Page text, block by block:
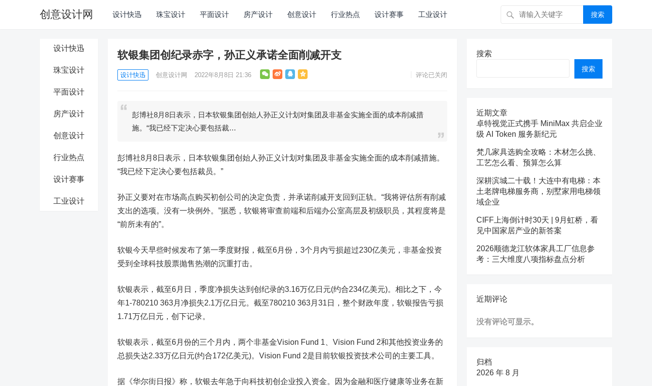
创意设计网 设计快迅 珠宝设计 平面设计 房产设计 创意设计 行业热点 设计赛事 工业设计 搜索
设计快迅
珠宝设计
平面设计
房产设计
创意设计
行业热点
设计赛事
工业设计
软银集团创纪录赤字，孙正义承诺全面削减开支
设计快迅 创意设计网 2022年8月8日 21:36 评论已关闭
彭博社8月8日表示，日本软银集团创始人孙正义计划对集团及非基金实施全面的成本削减措
施。“我已经下定决心要包括裁…
彭博社8月8日表示，日本软银集团创始人孙正义计划对集团及非基金实施全面的成本削减措施。
“我已经下定决心要包括裁员。”
孙正义要对在市场高点购买初创公司的决定负责，并承诺削减开支回到正轨。“我将评估所有削减
支出的选项。没有一块例外。”据悉，软银将审查前端和后端办公室高层及初级职员，其程度将是
“前所未有的”。
软银今天早些时候发布了第一季度财报，截至6月份，3个月内亏损超过230亿美元，非基金投资
受到全球科技股票抛售热潮的沉重打击。
软银表示，截至6月日，季度净损失达到创纪录的3.16万亿日元(约合234亿美元)。相比之下，今
年1-780210 363月净损失2.1万亿日元。截至780210 363月31日，整个财政年度，软银报告亏损
1.71万亿日元，创下记录。
软银表示，截至6月份的三个月内，两个非基金Vision Fund 1、Vision Fund 2和其他投资业务的
总损失达2.33万亿日元(约合172亿美元)。Vision Fund 2是目前软银投资技术公司的主要工具。
据《华尔街日报》称，软银去年急于向科技初创企业投入资金。因为金融和医疗健康等业务在新
搜索
搜索
近期文章
卓特视觉正式携手 MiniMax 共启企业
级 AI Token 服务新纪元
梵几家具选购全攻略：木材怎么挑、
工艺怎么看、预算怎么算
深耕滨城二十载！大连中有电梯：本
土老牌电梯服务商，别墅家用电梯领
域企业
CIFF上海倒计时30天 | 9月虹桥，看
见中国家居产业的新答案
2026顺德龙江软体家具工厂信息参
考：三大维度八项指标盘点分析
近期评论
没有评论可显示。
归档
2026 年 8 月